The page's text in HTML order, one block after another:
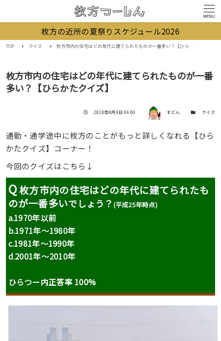
MENU
枚方の近所の夏祭りスケジュール2026
TOP クイズ 枚方市内の住宅はどの年代に建てられたものが一番多い？【ひらかたクイズ】
枚方市内の住宅はどの年代に建てられたものが一番
多い？【ひらかたクイズ】
投稿日
2018年4月9日 06:00 著者 すどん カテゴリー
クイズ
通勤・通学途中に枚方のことがもっと詳しくなれる【ひら
かたクイズ】コーナー！
今回のクイズはこちら↓
Q枚方市内の住宅はどの年代に建てられたも
のが一番多いでしょう？ (平成25年時点)
a.1970年以前
b.1971年〜1980年
c.1981年〜1990年
d.2001年〜2010年
ひらつー内正答率 100%